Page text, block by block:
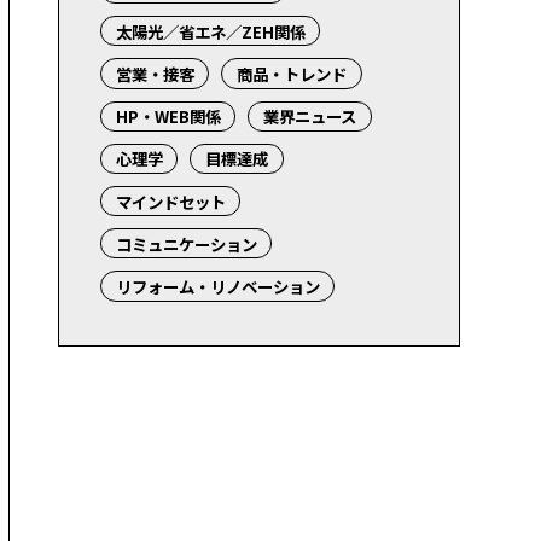
太陽光／省エネ／ZEH関係
営業・接客
商品・トレンド
HP・WEB関係
業界ニュース
心理学
目標達成
マインドセット
コミュニケーション
リフォーム・リノベーション